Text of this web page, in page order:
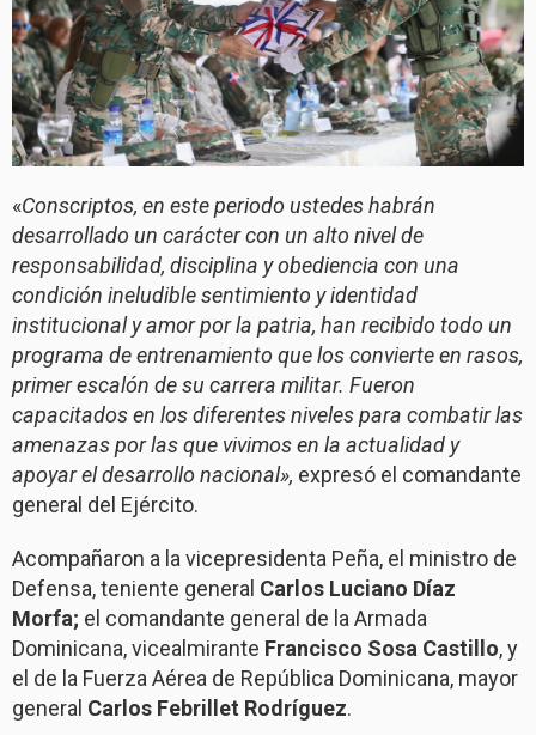
«Conscriptos, en este periodo ustedes habrán
desarrollado un carácter con un alto nivel de
responsabilidad, disciplina y obediencia con una
condición ineludible sentimiento y identidad
institucional y amor por la patria, han recibido todo un
programa de entrenamiento que los convierte en rasos,
primer escalón de su carrera militar. Fueron
capacitados en los diferentes niveles para combatir las
amenazas por las que vivimos en la actualidad y
apoyar el desarrollo nacional», expresó el comandante
general del Ejército.
Acompañaron a la vicepresidenta Peña, el ministro de
Defensa, teniente general Carlos Luciano Díaz
Morfa; el comandante general de la Armada
Dominicana, vicealmirante Francisco Sosa Castillo, y
el de la Fuerza Aérea de República Dominicana, mayor
general Carlos Febrillet Rodríguez.